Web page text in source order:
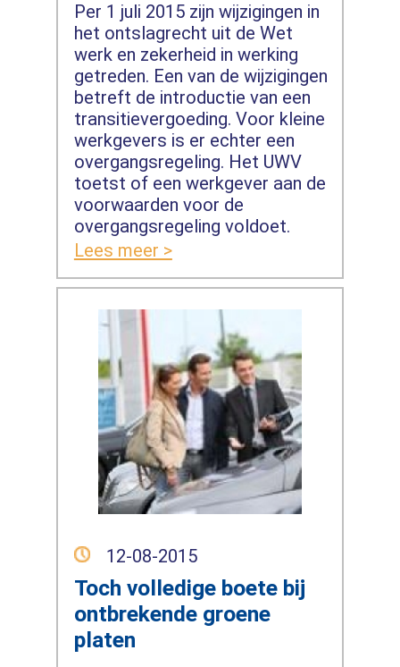
Per 1 juli 2015 zijn wijzigingen in
het ontslagrecht uit de Wet
werk en zekerheid in werking
getreden. Een van de wijzigingen
betreft de introductie van een
transitievergoeding. Voor kleine
werkgevers is er echter een
overgangsregeling. Het UWV
toetst of een werkgever aan de
voorwaarden voor de
overgangsregeling voldoet.
Lees meer >
12-08-2015
Toch volledige boete bij
ontbrekende groene
platen